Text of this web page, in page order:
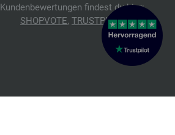
Kundenbewertungen findest du hier:
SHOPVOTE, TRUSTPILOT